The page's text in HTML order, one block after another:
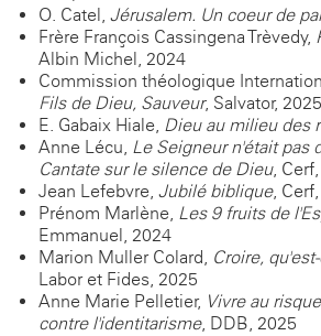
O. Catel, Jérusalem. Un coeur de
Frère François Cassingena-Trèvedy,
Albin Michel, 2024
Commission théologique
Fils de Dieu, Sauveur, Salvator, 2025
E. Gabaix-Hiale, Dieu au milieu des
Anne Lécu, Le Seigneur n'était pas
Cantate sur le silence de Dieu,
Jean Lefebvre, Jubilé biblique,
Prénom Marlène, Les 9 fruits de
Emmanuel, 2024
Marion Muller-Colard, Croire,
Labor et Fides, 2025
Anne-Marie Pelletier, Vivre au
contre l'identitarisme, DDB, 2025